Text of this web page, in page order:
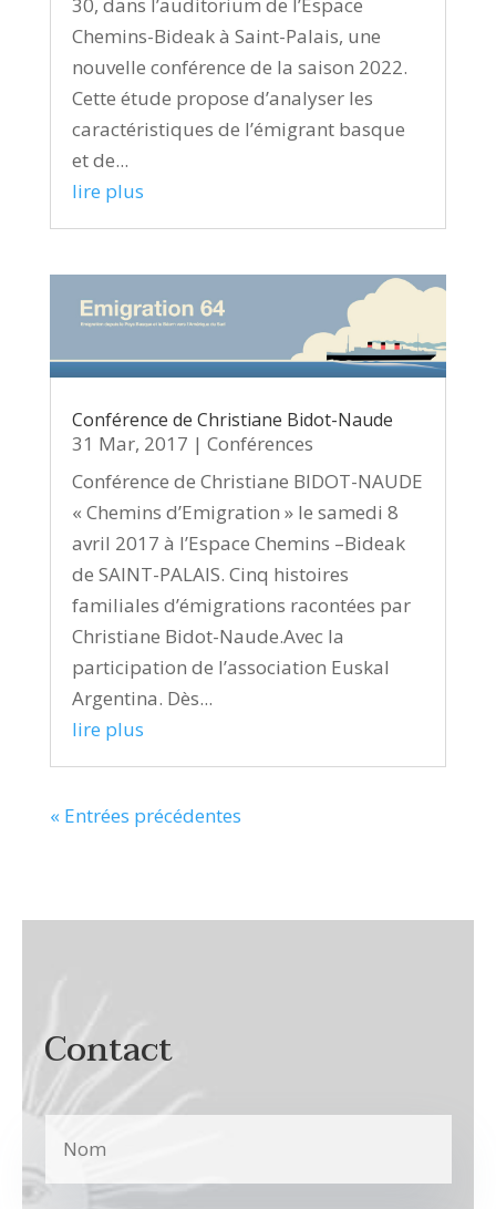
Chemins-Bideak à Saint-Palais, une
nouvelle conférence de la saison 2022.
Cette étude propose d’analyser les
caractéristiques de l’émigrant basque
et de...
lire plus
Conférence de Christiane Bidot-Naude
31 Mar, 2017 | Conférences
Conférence de Christiane BIDOT-NAUDE
« Chemins d’Emigration » le samedi 8
avril 2017 à l’Espace Chemins –Bideak
de SAINT-PALAIS. Cinq histoires
familiales d’émigrations racontées par
Christiane Bidot-Naude.Avec la
participation de l’association Euskal
Argentina. Dès...
lire plus
« Entrées précédentes
Contact